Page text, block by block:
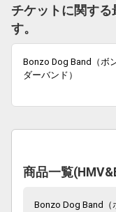
チケットに関す
す。
Bonzo Dog Band（ボ
ダーバンド）
商品一覧
Bonzo Dog Band（